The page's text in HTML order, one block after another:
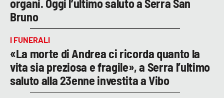
organi. Oggi l’ultimo saluto a Serra San
Bruno
I FUNERALI
«La morte di Andrea ci ricorda quanto la
vita sia preziosa e fragile», a Serra l’ultimo
saluto alla 23enne investita a Vibo